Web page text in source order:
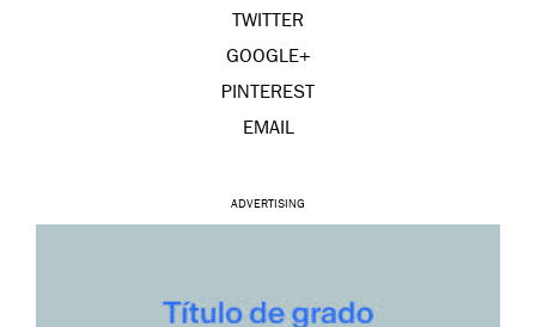
TWITTER
GOOGLE+
PINTEREST
EMAIL
ADVERTISING